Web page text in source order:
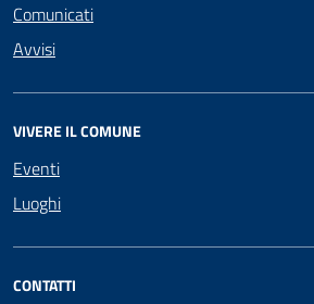
Comunicati
Avvisi
VIVERE IL COMUNE
Eventi
Luoghi
CONTATTI